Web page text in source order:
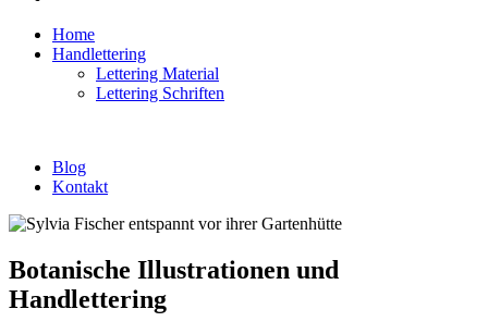
Home
Handlettering
Lettering Material
Lettering Schriften
Blog
Kontakt
Botanische Illustrationen und
Handlettering